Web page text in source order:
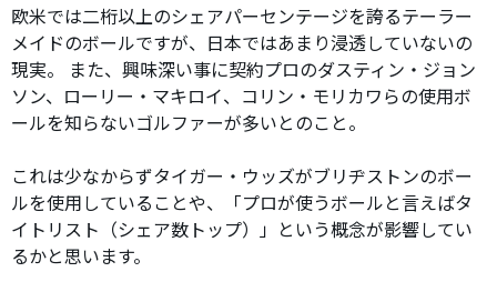
欧米では二桁以上のシェアパーセンテージを誇るテーラー
メイドのボールですが、日本ではあまり浸透していないの
現実。 また、興味深い事に契約プロのダスティン・ジョン
ソン、ローリー・マキロイ、コリン・モリカワらの使用ボ
ールを知らないゴルファーが多いとのこと。
これは少なからずタイガー・ウッズがブリヂストンのボー
ルを使用していることや、「プロが使うボールと言えばタ
イトリスト（シェア数トップ）」という概念が影響してい
るかと思います。